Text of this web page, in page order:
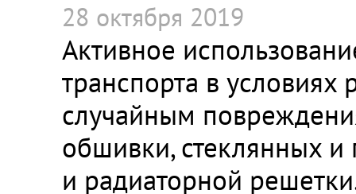
28 октября 2019
Активное
транспорта в
случайным
обшивки, стеклянных и
и радиаторной